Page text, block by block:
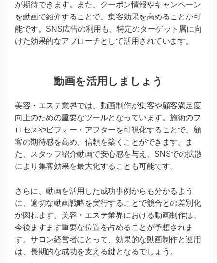
が期待できます。また、クーポン情報やキャンペーン
を動画で紹介することで、集客効果を高めることが可
能です。SNS広告の利用も、特定のターゲット層に向
けた効果的なアプローチとして活用されています。
動画を活用しましょう
美容・エステ業界では、動画制作が集客や顧客満足度
向上のための重要なツールとなっています。施術のプ
ロセスやビフォー・アフターを可視化することで、顧
客の期待感を高め、信頼を築くことができます。ま
た、スタッフ紹介動画で安心感を与え、SNSでの拡散
により集客効果を最大化することも可能です。
さらに、動画を活用した成功事例からも分かるよう
に、適切な動画戦略を実行することで競合との差別化
が図れます。美容・エステ業界における動画制作は、
今後ますます重要な位置を占めることが予想されま
す。サロン経営者にとって、効果的な動画制作と運用
は、長期的な成功を支える鍵となるでしょう。